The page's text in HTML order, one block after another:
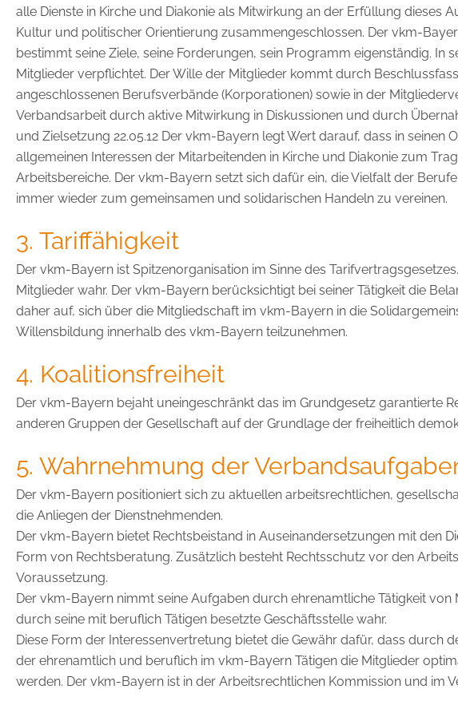
alle Dienste in Kirche und Diakonie als Mitwirkung an der Erfüllung
Kultur und politischer Orientierung zusammengeschlossen. Der vkm-
bestimmt seine Ziele, seine Forderungen, sein Programm eigenständig.
Mitglieder verpflichtet. Der Wille der Mitglieder kommt durch
angeschlossenen Berufsverbände (Korporationen) sowie in der
Verbandsarbeit durch aktive Mitwirkung in Diskussionen und durch
und Zielsetzung 22.05.12 Der vkm-Bayern legt Wert darauf, dass in
allgemeinen Interessen der Mitarbeitenden in Kirche und Diakonie zum
Arbeitsbereiche. Der vkm-Bayern setzt sich dafür ein, die Vielfalt der
immer wieder zum gemeinsamen und solidarischen Handeln zu vereinen.
3. Tariffähigkeit
Der vkm-Bayern ist Spitzenorganisation im Sinne des
Mitglieder wahr. Der vkm-Bayern berücksichtigt bei seiner Tätigkeit die
daher auf, sich über die Mitgliedschaft im vkm-Bayern in die
Willensbildung innerhalb des vkm-Bayern teilzunehmen.
4. Koalitionsfreiheit
Der vkm-Bayern bejaht uneingeschränkt das im Grundgesetz garantierte
anderen Gruppen der Gesellschaft auf der Grundlage der freiheitlich
5. Wahrnehmung der
Der vkm-Bayern positioniert sich zu aktuellen arbeitsrechtlichen,
die Anliegen der Dienstnehmenden.
Der vkm-Bayern bietet Rechtsbeistand in Auseinandersetzungen mit den
Form von Rechtsberatung. Zusätzlich besteht Rechtsschutz vor den
Voraussetzung.
Der vkm-Bayern nimmt seine Aufgaben durch ehrenamtliche Tätigkeit von
durch seine mit beruflich Tätigen besetzte Geschäftsstelle wahr.
Diese Form der Interessenvertretung bietet die Gewähr dafür, dass durch
der ehrenamtlich und beruflich im vkm-Bayern Tätigen die Mitglieder
werden. Der vkm-Bayern ist in der Arbeitsrechtlichen Kommission und im